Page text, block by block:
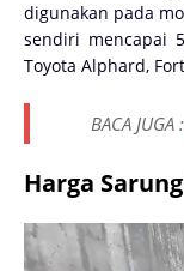
digunakan pada
sendiri mencapai
Toyota Alphard,
BACA JUGA :
Harga